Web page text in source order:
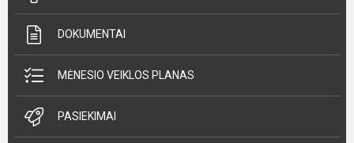
DOKUMENTAI
MĖNESIO VEIKLOS PLANAS
PASIEKIMAI